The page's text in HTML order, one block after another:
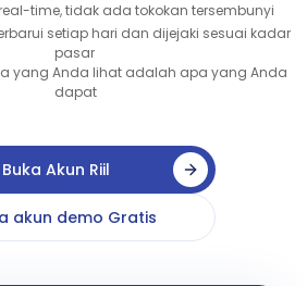
time, tidak ada tokokan tersembunyi
setiap hari dan dijejaki sesuai kadar
pasar
yang Anda lihat adalah apa yang Anda
dapat
Buka Akun Riil
akun demo Gratis